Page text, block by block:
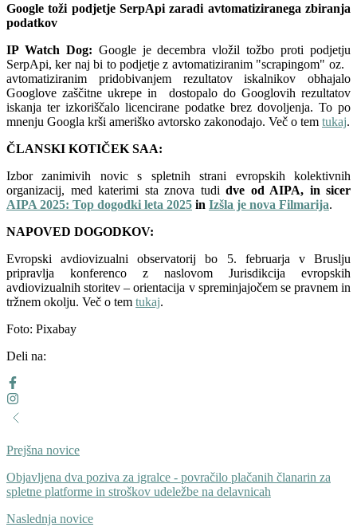
Google toži podjetje SerpApi zaradi avtomatiziranega zbiranja
podatkov
IP Watch Dog: Google je decembra vložil tožbo proti podjetju
SerpApi, ker naj bi to podjetje z avtomatiziranim "scrapingom" oz.
avtomatiziranim pridobivanjem rezultatov iskalnikov obhajalo
Googlove zaščitne ukrepe in dostopalo do Googlovih rezultatov
iskanja ter izkoriščalo licencirane podatke brez dovoljenja. To po
mnenju Googla krši ameriško avtorsko zakonodajo. Več o tem tukaj.
ČLANSKI KOTIČEK SAA:
Izbor zanimivih novic s spletnih strani evropskih kolektivnih
organizacij, med katerimi sta znova tudi dve od AIPA, in sicer
AIPA 2025: Top dogodki leta 2025 in Izšla je nova Filmarija.
NAPOVED DOGODKOV:
Evropski avdiovizualni observatorij bo 5. februarja v Bruslju
pripravlja konferenco z naslovom Jurisdikcija evropskih
avdiovizualnih storitev – orientacija v spreminjajočem se pravnem in
tržnem okolju. Več o tem tukaj.
Foto: Pixabay
Deli na:
Prejšna novice
Objavljena dva poziva za igralce - povračilo plačanih članarin za
spletne platforme in stroškov udeležbe na delavnicah
Naslednja novice